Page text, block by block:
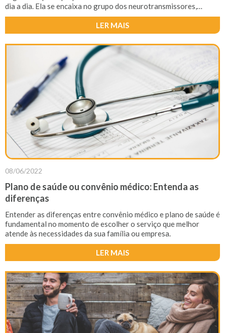
dia a dia. Ela se encaixa no grupo dos neurotransmissores,
fazendo a transmissão dos dados entre todos os neurônios. É
muito importante que haja essa comunicação com os neurônios,
para que possamos analisar as informações que nos são dadas e
dar respostas aos atos.
LER MAIS
08/06/2022
Plano de saúde ou convênio médico: Entenda as
diferenças
Entender as diferenças entre convênio médico e plano de saúde é
fundamental no momento de escolher o serviço que melhor
atende às necessidades da sua família ou empresa.
LER MAIS